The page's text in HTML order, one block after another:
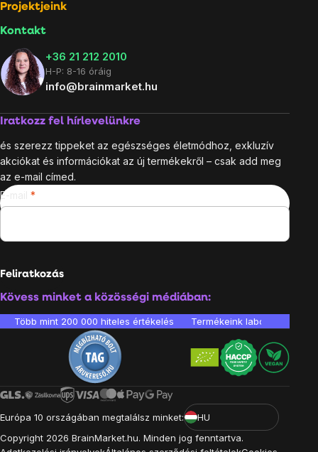
Projektjeink
Kontakt
+36 21 212 2010
H-P: 8-16 óráig
info@brainmarket.hu
Iratkozz fel hírlevelünkre
és szerezz tippeket az egészséges életmódhoz, exkluzív
akciókat és információkat az új termékekről – csak add meg
az e-mail címed.
E-mail
Feliratkozás
Kövess minket a közösségi médiában:
Több mint 200 000 hiteles értékelés Termékeink
Európa 10 országában megtalálsz minket:
HU
Copyright 2026 BrainMarket.hu. Minden jog fenntartva.